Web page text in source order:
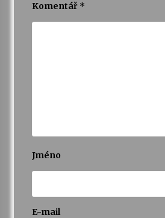
Komentář *
Jméno
E-mail